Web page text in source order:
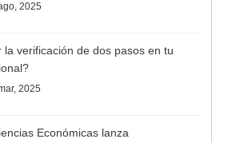
2025
la verificación de dos pasos en tu
2025
Económicas lanza